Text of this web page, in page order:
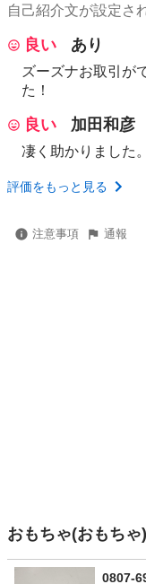
自己紹介文が設定さ
良い あり
ズーズナお取引が
た！
良い 加田和彦
凄く助かりました。
評価をもっと見る
注意事項 通報
おもちゃ(おもち
0807-